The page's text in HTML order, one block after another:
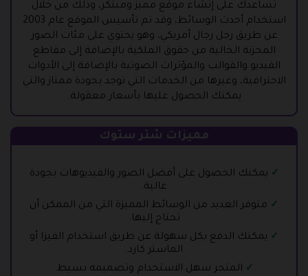
تساعدك على إنشاء موقع مميز ومبتكر، وذلك من خلال
استخدام أحدث الوسائط، وقد تم تأسيس الموقع عام 2003
عن طريق رجل رجال أمريكي، وهو يحتوي على مئات الصور
المخزنة الخالية من حقوق الملكية بالإضافة إلى مقاطع
الفيديو والقوالب والمؤثرات الصوتية بالإضافة إلى الأدوات
الاحترافية، وغيرها من الخدمات التي توجد بجودة ممتاز والتي
يمكنك الحصول عليها بأسعار معقولة.
مميزات شتر ستوك
يمكنك الحصول على أفضل الصور والفيديوهات بجودة
عالية.
متوفر العديد من الوسائط المميزة التي من الممكن أن
تحتاج إليها.
يمكنك الدفع بكل سهولة عن طريق استخدام الفيزا أو
الماستر كارد.
المتجر سهل الاستخدام وتصميمه بسيط.